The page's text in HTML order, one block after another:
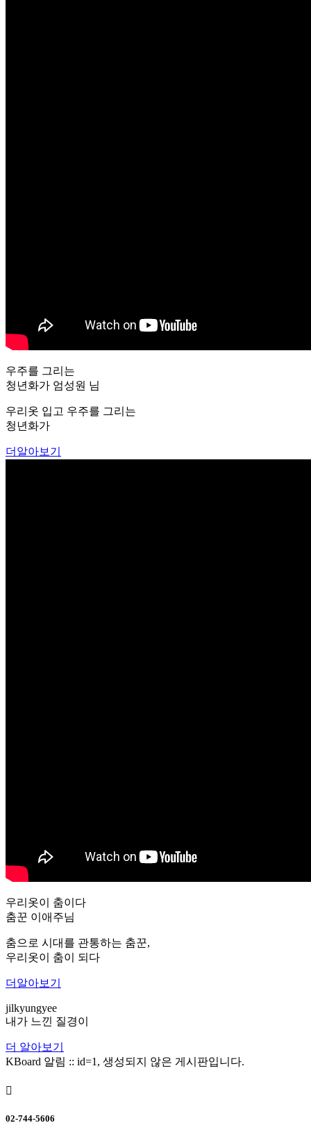
우주를 그리는
청년화가 엄성원 님
우리옷 입고 우주를 그리는
청년화가
더알아보기
우리옷이 춤이다
춤꾼 이애주님
춤으로 시대를 관통하는 춤꾼,
우리옷이 춤이 되다
더알아보기
jilkyungyee
내가 느낀 질경이
더 알아보기
KBoard 알림 :: id=1, 생성되지 않은 게시판입니다.

02-744-5606